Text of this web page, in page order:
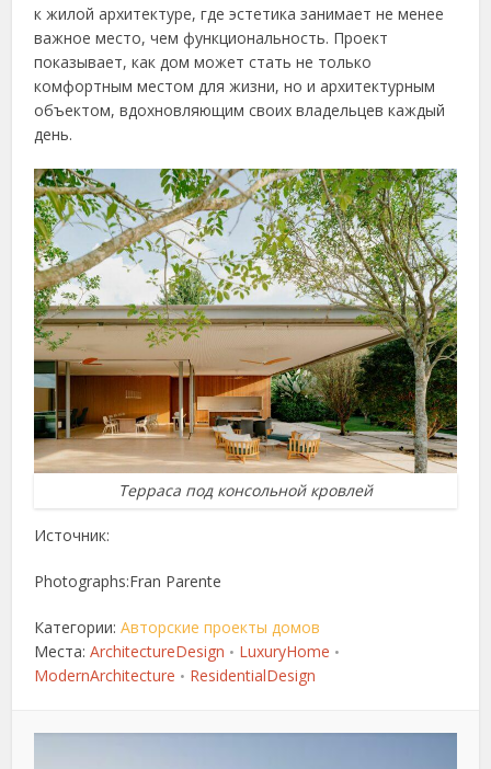
к жилой архитектуре, где эстетика занимает не менее
важное место, чем функциональность. Проект
показывает, как дом может стать не только
комфортным местом для жизни, но и архитектурным
объектом, вдохновляющим своих владельцев каждый
день.
Терраса под консольной кровлей
Источник:
Photographs:Fran Parente
Категории:Авторские проекты домов
Места:ArchitectureDesign • LuxuryHome •
ModernArchitecture • ResidentialDesign